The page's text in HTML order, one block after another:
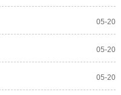
05-20
05-20
05-20